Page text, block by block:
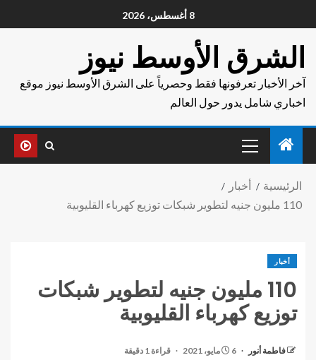
8 أغسطس، 2026
الشرق الأوسط نيوز
آخر الأخبار تعرفونها فقط وحصرياً على الشرق الأوسط نيوز موقع
اخباري شامل يدور حول العالم
الرئيسية
أخبار
110 مليون جنيه لتطوير شبكات توزيع كهرباء القليوبية
أخبار
110 مليون جنيه لتطوير شبكات
توزيع كهرباء القليوبية
فاطمة أنور 6 مايو، 2021 قراءة 1 دقيقة